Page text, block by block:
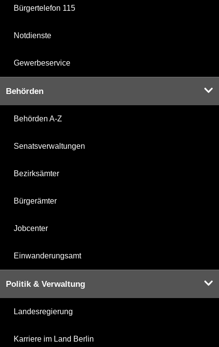
Bürgertelefon 115
Notdienste
Gewerbeservice
Behörden
Behörden A-Z
Senatsverwaltungen
Bezirksämter
Bürgerämter
Jobcenter
Einwanderungsamt
Politik & Verwaltung
Landesregierung
Karriere im Land Berlin